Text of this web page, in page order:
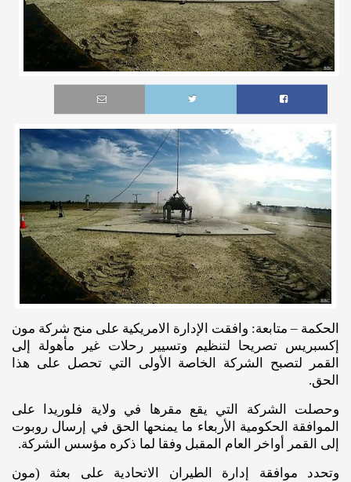
الحكمة – متابعة: وافقت الإدارة الامريكية على منح شركة مون
إكسبريس تصريحا لتنظيم وتسيير رحلات غير مأهولة إلى
القمر لتصبح الشركة الخاصة الأولى التي تحصل على هذا
الحق.
وحصلت الشركة التي يقع مقرها في ولاية فلوريدا على
الموافقة الحكومية الأربعاء ما يمنحها الحق في إرسال روبوت
إلى القمر أواخر العام المقبل وفقا لما ذكره مؤسس الشركة.
وتحدد موافقة إدارة الطيران الاتحادية على بعثة (مون